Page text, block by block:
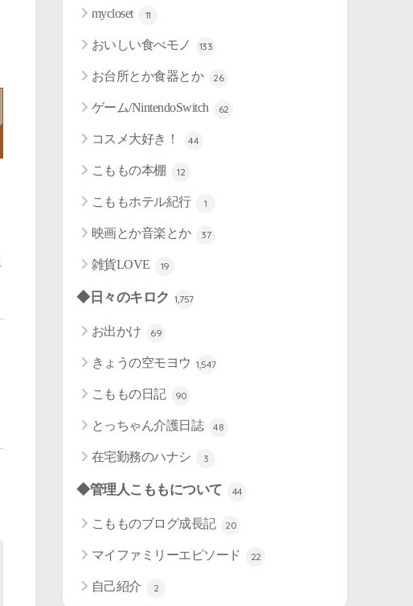
mycloset 11
おいしい食べモノ 133
お台所とか食器とか 26
ゲーム/NintendoSwitch 62
コスメ大好き！ 44
こももの本棚 12
こももホテル紀行 1
映画とか音楽とか 37
雑貨LOVE 19
◆日々のキロク 1,757
お出かけ 69
きょうの空モヨウ 1,547
こももの日記 90
とっちゃん介護日誌 48
在宅勤務のハナシ 3
◆管理人こももについて 44
こもものブログ成長記 20
マイファミリーエピソード 22
自己紹介 2